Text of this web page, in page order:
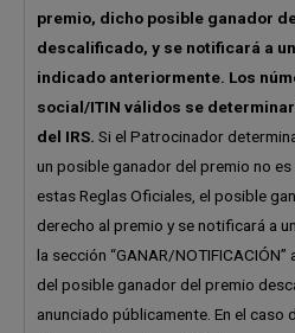
premio, dicho posible ganador
descalificado, y se notificará a
indicado anteriormente. Los
social/ITIN válidos se
del IRS. Si el Patrocinador
un posible ganador del premio no
estas Reglas Oficiales, el posible
derecho al premio y se notificará a
la sección “GANAR/
del posible ganador del premio
anunciado públicamente. En el caso